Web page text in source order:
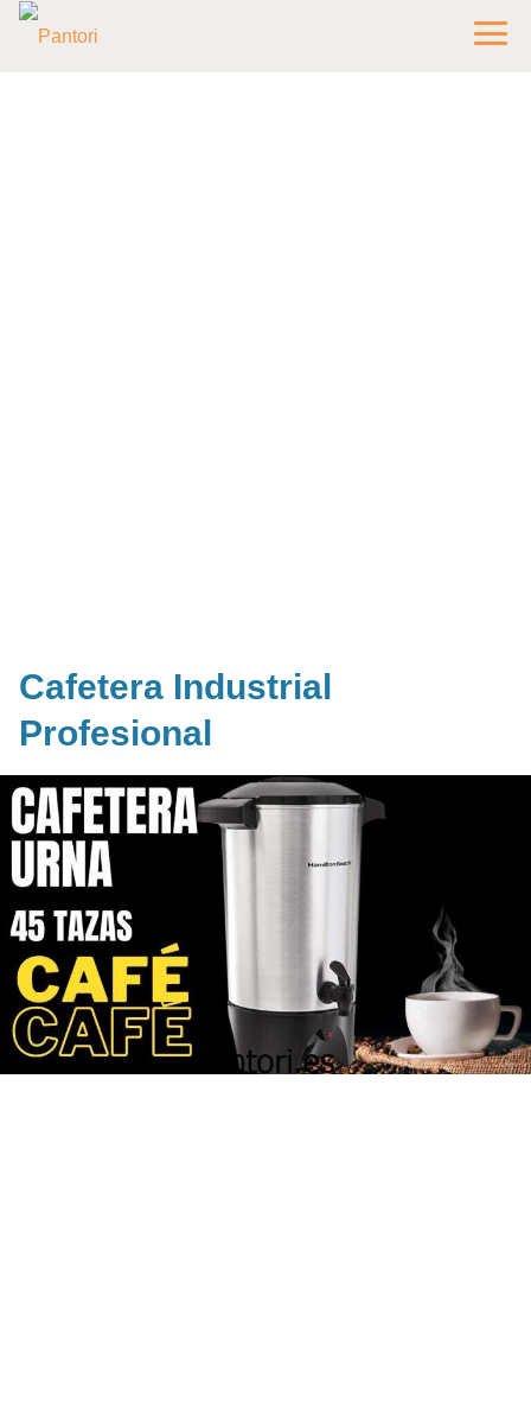
Cafetera Industrial
Profesional